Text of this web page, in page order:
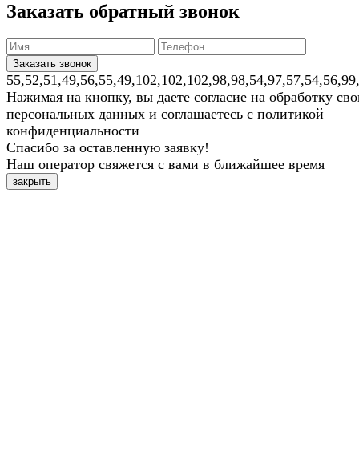
Заказать обратный звонок
Нажимая на кнопку, вы даете согласие на обработку
персональных данных и соглашаетесь с политикой
конфиденциальности
Спасибо за оставленную заявку!
Наш оператор свяжется с вами в ближайшее время
закрыть